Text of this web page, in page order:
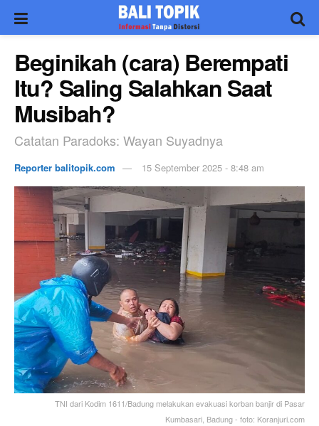
Beginikah (cara) Berempati
Itu? Saling Salahkan Saat
Musibah?
Catatan Paradoks: Wayan Suyadnya
Reporter balitopik.com 15 September 2025 - 8:48 am
TNI dari Kodim 1611/Badung melakukan evakuasi korban banjir di Pasar
Kumbasari, Badung - foto: Koranjuri.com